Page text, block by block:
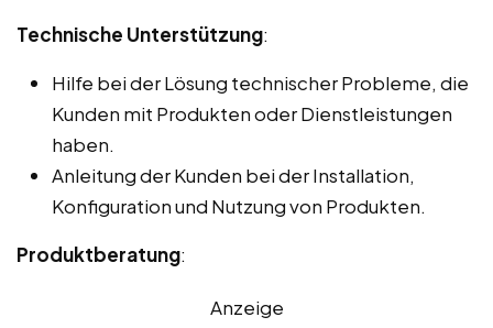
Technische Unterstützung:
Hilfe bei der Lösung technischer Probleme, die
Kunden mit Produkten oder Dienstleistungen
haben.
Anleitung der Kunden bei der Installation,
Konfiguration und Nutzung von Produkten.
Produktberatung:
Anzeige